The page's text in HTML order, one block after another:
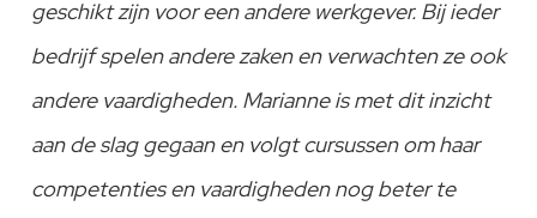
geschikt zijn voor een andere werkgever. Bij ieder
bedrijf spelen andere zaken en verwachten ze ook
andere vaardigheden. Marianne is met dit inzicht
aan de slag gegaan en volgt cursussen om haar
competenties en vaardigheden nog beter te